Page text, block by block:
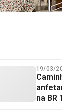
19/03/
na BR